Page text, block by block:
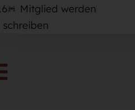
Mitglied werden
schreiben